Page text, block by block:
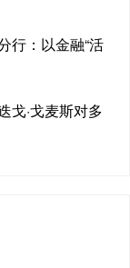
行：以金融“活
戈·戈麦斯对多